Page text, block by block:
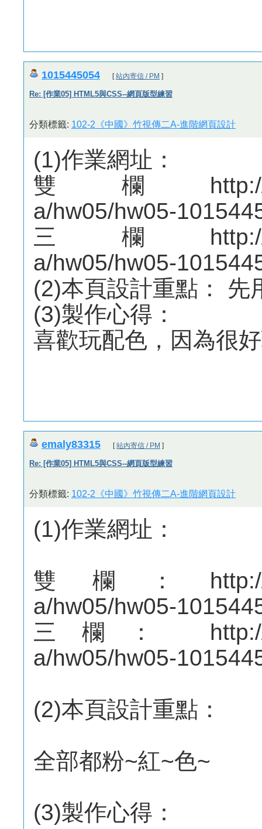
1015445054 [站內寄信 / PM ]
Re: [作業05] HTML5與CSS--網頁版型練習
分類標籤: 102-2《中國》竹視傳二A-進階網頁設計
(1)作業網址：
雙欄http://
a/hw05/hw05-
三欄http://
a/hw05/hw05-
(2)本頁設計重點： 先
(3)製作心得：
喜歡玩配色，因為很
emaly83315 [站內寄信 / PM ]
Re: [作業05] HTML5與CSS--網頁版型練習
分類標籤: 102-2《中國》竹視傳二A-進階網頁設計
(1)作業網址：
雙欄：http://
a/hw05/hw05-
三欄： http://
a/hw05/hw05-
(2)本頁設計重點：
全部都粉~紅~色~
(3)製作心得：